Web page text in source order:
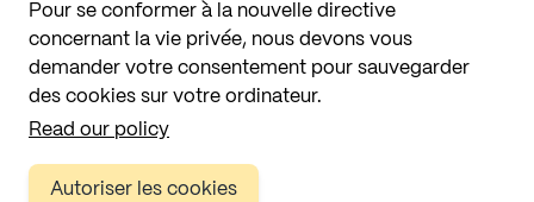
Pour se conformer à la nouvelle directive
concernant la vie privée, nous devons vous
demander votre consentement pour sauvegarder
des cookies sur votre ordinateur.
Read our policy
Autoriser les cookies
Abonnez-vous et découvrez toutes nos actualités,
lancements et projets d'éclairage.
S'abonner